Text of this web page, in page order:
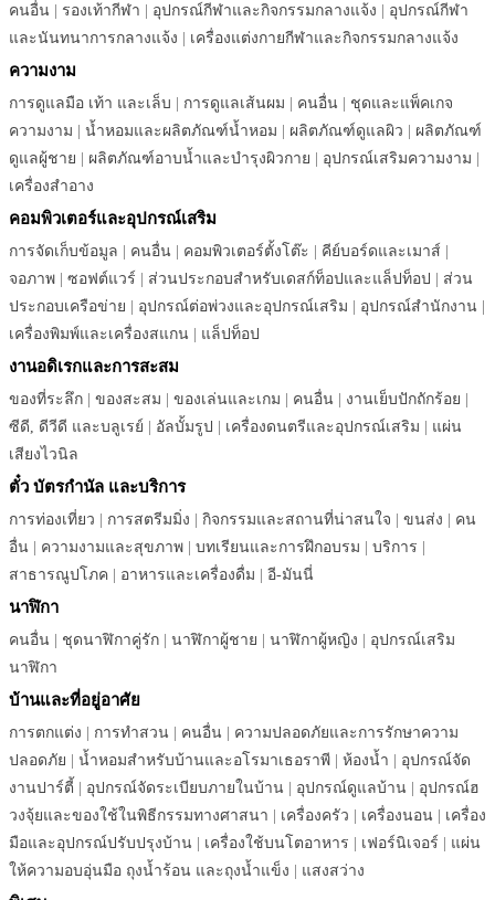
คนอื่น | รองเท้ากีฬา | อุปกรณ์กีฬาและกิจกรรมกลางแจ้ง | อุปกรณ์กีฬา
และนันทนาการกลางแจ้ง | เครื่องแต่งกายกีฬาและกิจกรรมกลางแจ้ง
ความงาม
การดูแลมือ เท้า และเล็บ | การดูแลเส้นผม | คนอื่น | ชุดและแพ็คเกจ
ความงาม | น้ำหอมและผลิตภัณฑ์น้ำหอม | ผลิตภัณฑ์ดูแลผิว | ผลิตภัณฑ์
ดูแลผู้ชาย | ผลิตภัณฑ์อาบน้ำและบำรุงผิวกาย | อุปกรณ์เสริมความงาม |
เครื่องสำอาง
คอมพิวเตอร์และอุปกรณ์เสริม
การจัดเก็บข้อมูล | คนอื่น | คอมพิวเตอร์ตั้งโต๊ะ | คีย์บอร์ดและเมาส์ |
จอภาพ | ซอฟต์แวร์ | ส่วนประกอบสำหรับเดสก์ท็อปและแล็ปท็อป | ส่วน
ประกอบเครือข่าย | อุปกรณ์ต่อพ่วงและอุปกรณ์เสริม | อุปกรณ์สำนักงาน |
เครื่องพิมพ์และเครื่องสแกน | แล็ปท็อป
งานอดิเรกและการสะสม
ของที่ระลึก | ของสะสม | ของเล่นและเกม | คนอื่น | งานเย็บปักถักร้อย |
ซีดี, ดีวีดี และบลูเรย์ | อัลบั้มรูป | เครื่องดนตรีและอุปกรณ์เสริม | แผ่น
เสียงไวนิล
ตั๋ว บัตรกำนัล และบริการ
การท่องเที่ยว | การสตรีมมิ่ง | กิจกรรมและสถานที่น่าสนใจ | ขนส่ง | คน
อื่น | ความงามและสุขภาพ | บทเรียนและการฝึกอบรม | บริการ |
สาธารณูปโภค | อาหารและเครื่องดื่ม | อี-มันนี่
นาฬิกา
คนอื่น | ชุดนาฬิกาคู่รัก | นาฬิกาผู้ชาย | นาฬิกาผู้หญิง | อุปกรณ์เสริม
นาฬิกา
บ้านและที่อยู่อาศัย
การตกแต่ง | การทำสวน | คนอื่น | ความปลอดภัยและการรักษาความ
ปลอดภัย | น้ำหอมสำหรับบ้านและอโรมาเธอราพี | ห้องน้ำ | อุปกรณ์จัด
งานปาร์ตี้ | อุปกรณ์จัดระเบียบภายในบ้าน | อุปกรณ์ดูแลบ้าน | อุปกรณ์ฮ
วงจุ้ยและของใช้ในพิธีกรรมทางศาสนา | เครื่องครัว | เครื่องนอน | เครื่อง
มือและอุปกรณ์ปรับปรุงบ้าน | เครื่องใช้บนโตอาหาร | เฟอร์นิเจอร์ | แผ่น
ให้ความอบอุ่นมือ ถุงน้ำร้อน และถุงน้ำแข็ง | แสงสว่าง